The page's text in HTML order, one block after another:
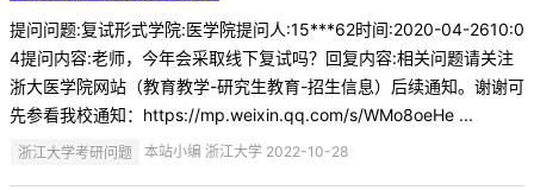
提问问题:复试形式学院:医学院提问人:15***62时间:2020-04-2610:0
4提问内容:老师，今年会采取线下复试吗？回复内容:相关问题请关注
浙大医学院网站（教育教学-研究生教育-招生信息）后续通知。谢谢可
先参看我校通知：https://mp.weixin.qq.com/s/WMo8oeHe ...
浙江大学考研问题 本站小编 浙江大学 2022-10-28